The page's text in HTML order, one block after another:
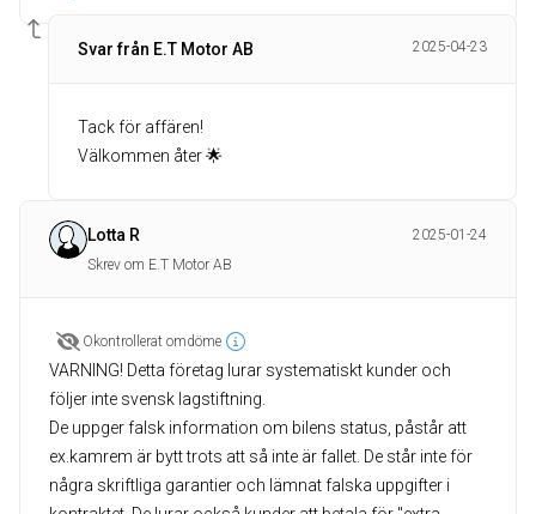
Svar från E.T Motor AB 2025-04-23
Tack för affären!
Välkommen åter 🌟
Lotta R
2025-01-24
Skrev om E.T Motor AB
Okontrollerat omdöme
VARNING! Detta företag lurar systematiskt kunder och
följer inte svensk lagstiftning.
De uppger falsk information om bilens status, påstår att
ex.kamrem är bytt trots att så inte är fallet. De står inte för
några skriftliga garantier och lämnat falska uppgifter i